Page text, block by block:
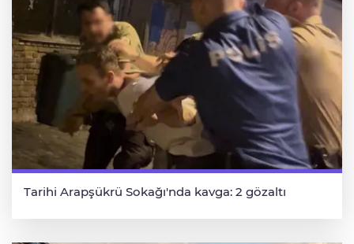
Tarihi Arapşükrü Sokağı'nda kavga: 2 gözaltı